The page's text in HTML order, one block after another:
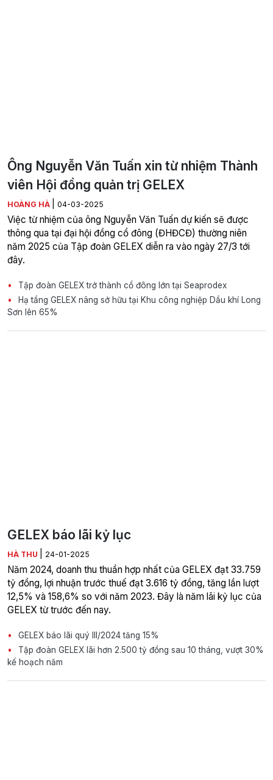
Ông Nguyễn Văn Tuấn xin từ nhiệm Thành
viên Hội đồng quản trị GELEX
HOÀNG HÀ 04-03-2025
Việc từ nhiệm của ông Nguyễn Văn Tuấn dự kiến sẽ được
thông qua tại đại hội đồng cổ đông (ĐHĐCĐ) thường niên
năm 2025 của Tập đoàn GELEX diễn ra vào ngày 27/3 tới
đây.
Tập đoàn GELEX trở thành cổ đông lớn tại Seaprodex
Hạ tầng GELEX nâng sở hữu tại Khu công nghiệp Dầu khí Long
Sơn lên 65%
GELEX báo lãi kỷ lục
HÀ THU 24-01-2025
Năm 2024, doanh thu thuần hợp nhất của GELEX đạt 33.759
tỷ đồng, lợi nhuận trước thuế đạt 3.616 tỷ đồng, tăng lần lượt
12,5% và 158,6% so với năm 2023. Đây là năm lãi kỷ lục của
GELEX từ trước đến nay.
GELEX báo lãi quý III/2024 tăng 15%
Tập đoàn GELEX lãi hơn 2.500 tỷ đồng sau 10 tháng, vượt 30%
kế hoạch năm